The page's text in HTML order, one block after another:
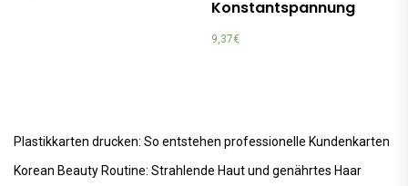
Konstantspannung
9,37€
Plastikkarten drucken: So entstehen professionelle Kundenkarten
Korean Beauty Routine: Strahlende Haut und genährtes Haar